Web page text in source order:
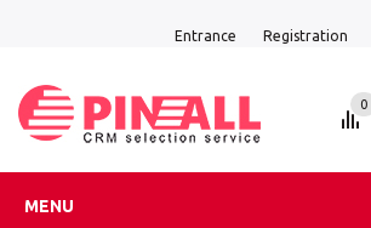
Entrance Registration
MENU
0